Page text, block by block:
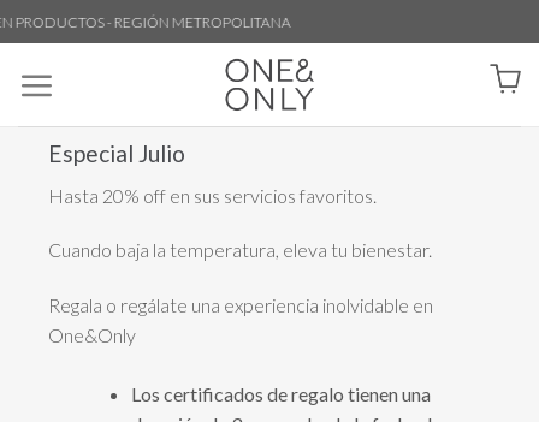
- REGIÓN METROPOLITANA
Especial Julio
Hasta 20% off en sus servicios favoritos.
Cuando baja la temperatura, eleva tu bienestar.
Regala o regálate una experiencia inolvidable en
One&Only
Los certificados de regalo tienen una